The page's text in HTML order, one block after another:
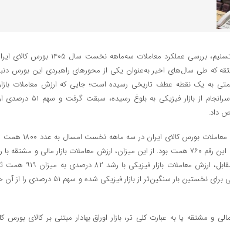
به گزارش اقتصاد آنلاین به نقل از تسنیم، بررسی عملکرد معاملات
که طی سال‌های اخیر به‌عنوان یکی از محورهای راهبردی این بورس
با ثبت ارزش معاملات ۹۵۲ همتی به یک نقطه عطف تاریخی رسیده است؛ جایی که ارزش معاملات
مشتقه (اوراق بهادار مبتنی بر کالا) سرانجام از بازار
داد.
این گزارش می‌افزاید: مجموع ارزش معاملات
درصدی به ۹۵۲ همت رسید و در مقابل، ارزش
آماری که نشان می‌دهد کفه بازار مالی برای نخستین بار سنگین‌تر از بازار
و مشتقه یا به عبارت کلی تر، بازار اوراق بهادار مبتنی بر کالای بورس